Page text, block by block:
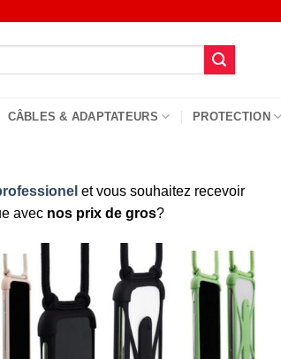
CÂBLES & ADAPTATEURS PROTECTION
et vous souhaitez recevoir
avec nos prix de gros?